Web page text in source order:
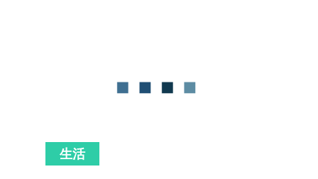
生活